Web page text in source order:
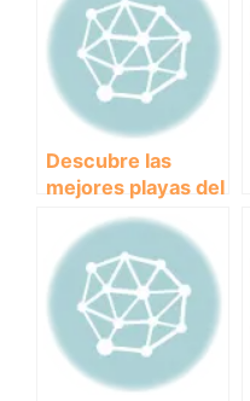
Descubre las
mejores playas del
País Vasco para
disfrutar con tu
perro